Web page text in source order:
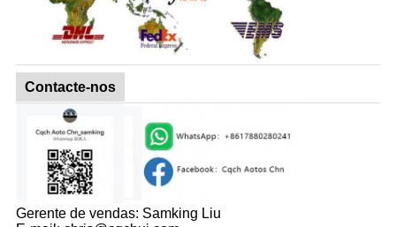
Contacte-nos
Gerente de vendas: Samking Liu